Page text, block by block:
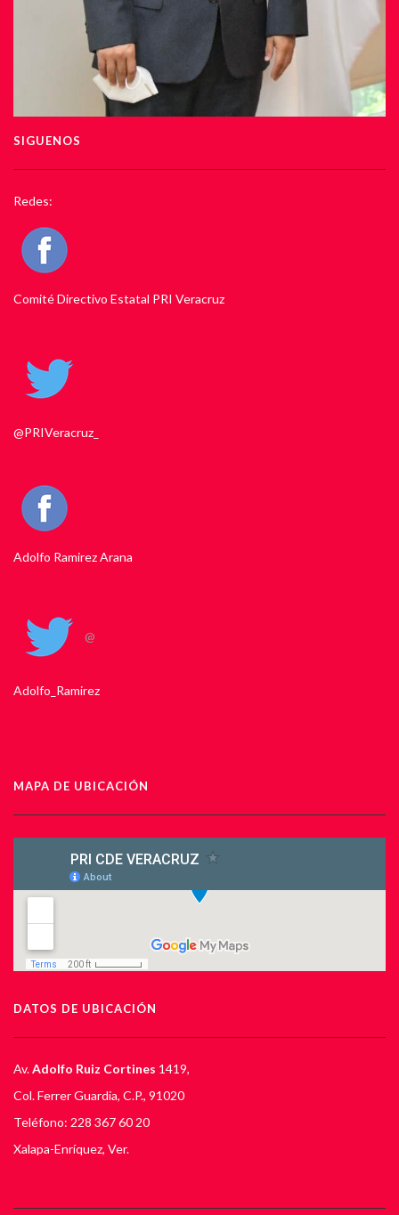
SIGUENOS
Redes:
Comité Directivo Estatal PRI Veracruz
@PRIVeracruz_
Adolfo Ramirez Arana
@
Adolfo_Ramirez
MAPA DE UBICACIÓN
DATOS DE UBICACIÓN
Av.Adolfo Ruiz Cortines 1419,
Col. Ferrer Guardia, C.P., 91020
Teléfono: 228 367 60 20
Xalapa-Enríquez, Ver.